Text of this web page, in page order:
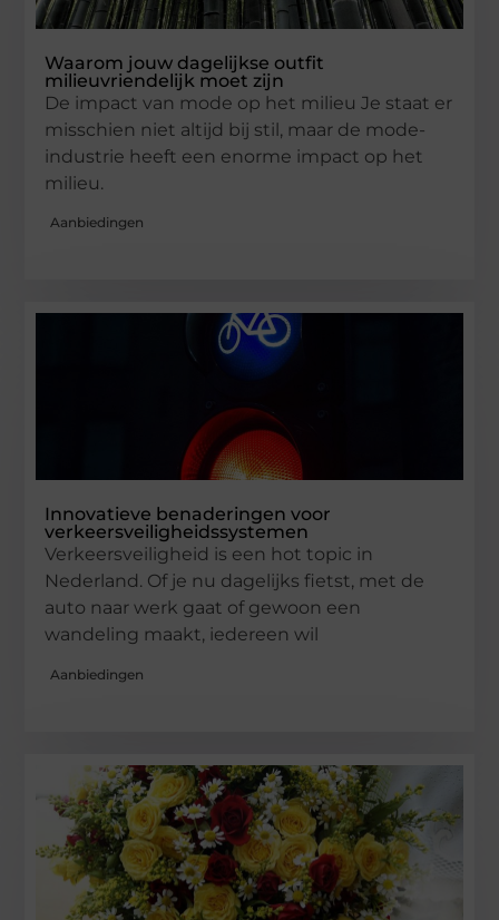
Waarom jouw dagelijkse outfit
milieuvriendelijk moet zijn
De impact van mode op het milieu Je staat er
misschien niet altijd bij stil, maar de mode-
industrie heeft een enorme impact op het
milieu.
Aanbiedingen
Innovatieve benaderingen voor
verkeersveiligheidssystemen
Verkeersveiligheid is een hot topic in
Nederland. Of je nu dagelijks fietst, met de
auto naar werk gaat of gewoon een
wandeling maakt, iedereen wil
Aanbiedingen